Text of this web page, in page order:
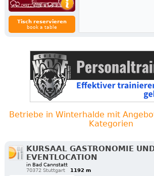
Tisch reservieren
book a table
Betriebe in Winterhalde mit
Kategorien
KURSAAL GASTRONOMIE
EVENTLOCATION
in Bad Cannstatt
70372 Stuttgart
1192 m